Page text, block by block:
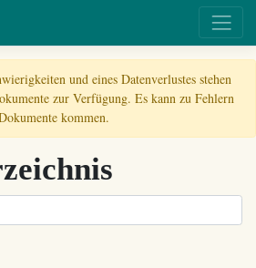
und eines Datenverlustes stehen
zur Verfügung. Es kann zu Fehlern
kommen.